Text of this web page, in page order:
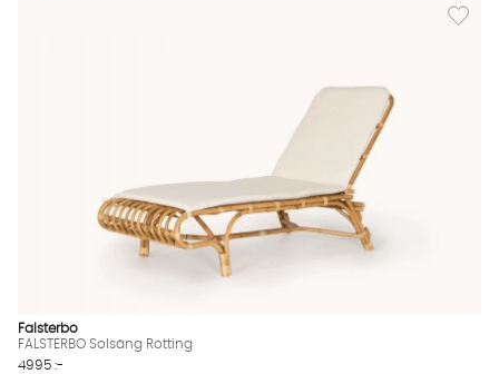
Lägg till
Falsterbo
FALSTERBO Solsäng Rotting
4995 :-